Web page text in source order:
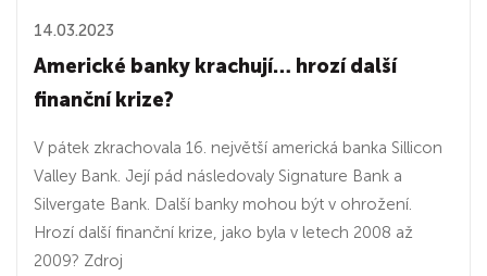
14.03.2023
Americké banky krachují… hrozí další
finanční krize?
V pátek zkrachovala 16. největší americká banka Sillicon
Valley Bank. Její pád následovaly Signature Bank a
Silvergate Bank. Další banky mohou být v ohrožení.
Hrozí další finanční krize, jako byla v letech 2008 až
2009? Zdroj